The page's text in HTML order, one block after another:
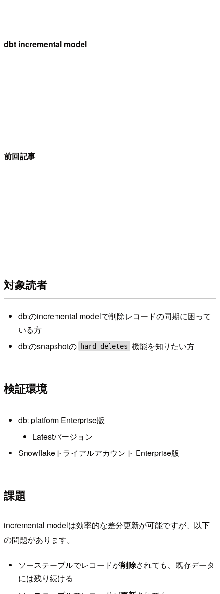
dbt incremental model
前回記事
対象読者
dbtのincremental modelで削除レコードの同期に困って
いる方
dbtのsnapshotの hard_deletes 機能を知りたい方
検証環境
dbt platform Enterprise版
Latestバージョン
Snowflakeトライアルアカウント Enterprise版
課題
incremental modelは効率的な差分更新が可能ですが、以下
の問題があります。
ソーステーブルでレコードが削除されても、既存データ
には残り続ける